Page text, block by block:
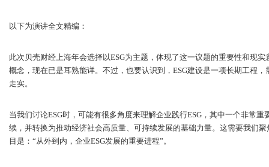
以下为演讲全文精编：
此次贝壳财经上海年会选择以ESG为主题，体现了这一议题的重要性和现
概念，现在已是耳熟能详。不过，也要认识到，ESG建设是一项长期工程
走实。
当我们讨论ESG时，可能有很多角度来理解企业践行ESG，其中一个非常
续，并转换为推动经济社会高质量、可持续发展的基础力量。这需要我们
目是：“从外到内，企业ESG发展的重要进程”。